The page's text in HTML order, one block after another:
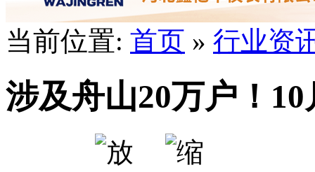
当前位置: 首页 » 行业资
涉及舟山20万户！